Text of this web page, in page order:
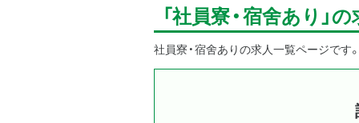
「社員寮・宿舍あり」
社員寮・宿舍ありの求人一覧ページで